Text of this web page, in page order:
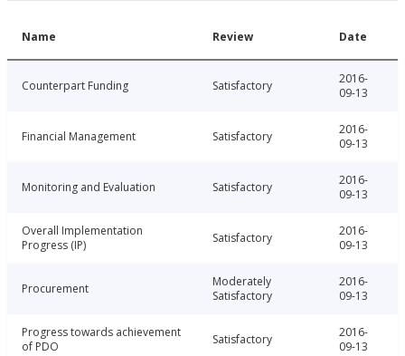
Name Review Date
Counterpart Funding Satisfactory
2016-
09-13
Financial Management Satisfactory
2016-
09-13
Monitoring and Evaluation Satisfactory
2016-
09-13
Overall Implementation
Progress (IP)
Satisfactory
2016-
09-13
Procurement
Moderately
Satisfactory
2016-
09-13
Progress towards achievement
of PDO
Satisfactory
2016-
09-13